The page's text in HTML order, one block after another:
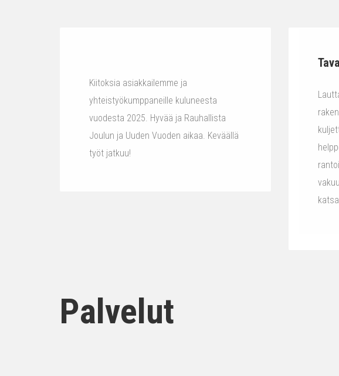
Kiitoksia asiakkailemme ja
yhteistyökumppaneille kuluneesta
vuodesta 2025. Hyvää ja Rauhallista
Joulun ja Uuden Vuoden aikaa. Keväällä
työt jatkuu!
Palvelut